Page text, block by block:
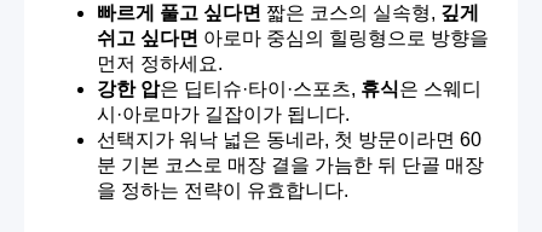
빠르게 풀고 싶다면 짧은 코스의 실속형, 깊게
쉬고 싶다면 아로마 중심의 힐링형으로 방향을
먼저 정하세요.
강한 압은 딥티슈·타이·스포츠, 휴식은 스웨디
시·아로마가 길잡이가 됩니다.
선택지가 워낙 넓은 동네라, 첫 방문이라면 60
분 기본 코스로 매장 결을 가늠한 뒤 단골 매장
을 정하는 전략이 유효합니다.